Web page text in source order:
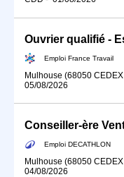
Emploi France Travail
Mulhouse (68050
05/08/2026
Emploi DECATHLON
Mulhouse (68050
04/08/2026